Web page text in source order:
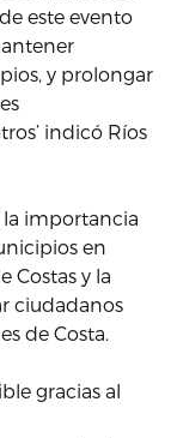
este evento
y prolongar
indicó Ríos
la importancia
en
Costas y la
ciudadanos
de Costa.
gracias al